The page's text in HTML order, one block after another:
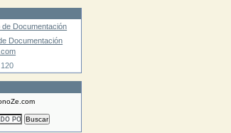
de Documentación
Documentación